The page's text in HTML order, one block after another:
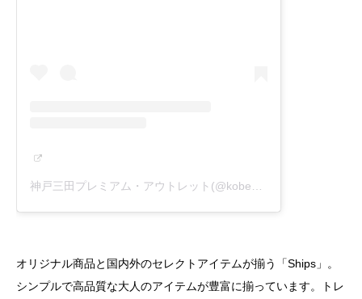
オリジナル商品と国内外のセレクトアイテムが揃う「Ships」。
シンプルで高品質な大人のアイテムが豊富に揃っています。トレ